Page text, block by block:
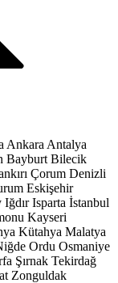
Ankara Antalya
Bayburt Bilecik
Çorum Denizli
Eskişehir
Iğdır Isparta İstanbul
Kayseri
Kütahya Malatya
Ordu Osmaniye
Şırnak Tekirdağ
Zonguldak